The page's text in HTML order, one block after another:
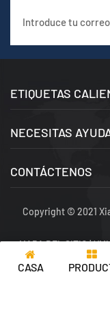
ETIQUETAS
NECESITAS
CONTÁCTENOS
Copyright © 2021
MAPA DEL SITIO|
CASA